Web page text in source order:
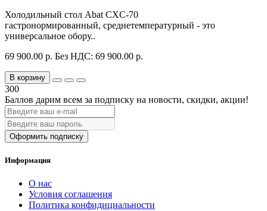
Холодильный стол Abat CXC-70
гастронормированный, среднетемпературный - это
универсальное обору..
69 900.00 р. Без НДС: 69 900.00 р.
В корзину
300
Баллов дарим всем за подписку на новости, скидки, акции!
Оформить подписку
Информация
О нас
Условия соглашения
Политика конфидициальности